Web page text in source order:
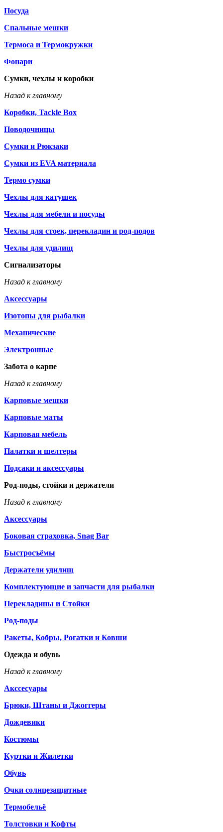
Посуда
Спальные мешки
Термоса и Термокружки
Фонари
Сумки, чехлы и коробки
Назад к главному
Коробки, Tackle Box
Поводочницы
Сумки и Рюкзаки
Сумки из EVA материала
Термо сумки
Чехлы для катушек
Чехлы для мебели и посуды
Чехлы для стоек, перекладин и род-подов
Чехлы для удилищ
Сигнализаторы
Назад к главному
Аксессуары
Изотопы для рыбалки
Механические
Электронные
Забота о карпе
Назад к главному
Карповые мешки
Карповые маты
Карповая мебель
Палатки и шелтеры
Подсаки и аксессуары
Род-поды, стойки и держатели
Назад к главному
Аксессуары
Боковая страховка, Snag Bar
Быстросъёмы
Держатели удилищ
Комплектующие и запчасти для рыбалки
Перекладины и Стойки
Род-поды
Ракеты, Кобры, Рогатки и Ковши
Одежда и обувь
Назад к главному
Акссесуары
Брюки, Штаны и Джоггеры
Дождевики
Костюмы
Куртки и Жилетки
Обувь
Очки солнцезащитные
Термобельё
Толстовки и Кофты